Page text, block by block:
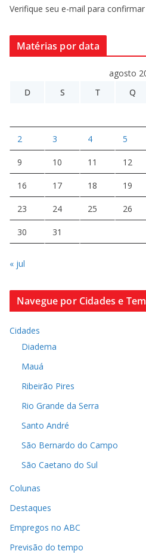
Verifique seu e-mail para
Matérias por data
agosto
D
S T Q
2 3 4 5
9 10 11 12
16 17 18 19
23 24 25 26
30 31
« jul
Navegue por Cidades e
Cidades
Diadema
Mauá
Ribeirão Pires
Rio Grande da Serra
Santo André
São Bernardo do Campo
São Caetano do Sul
Colunas
Destaques
Empregos no ABC
Previsão do tempo